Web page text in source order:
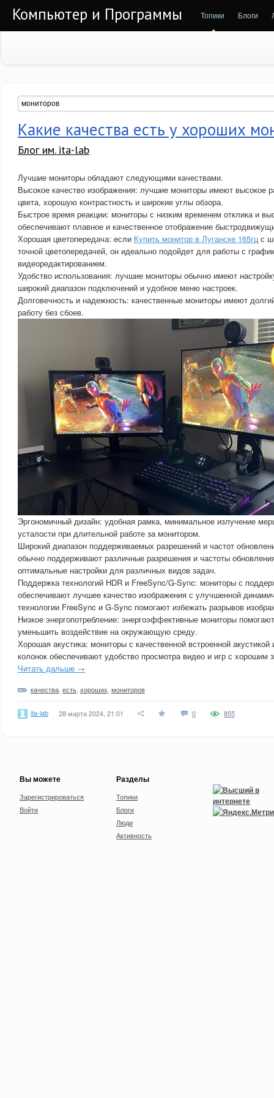
Компьютер и Программы Топики Блоги
Какие качества есть у хороших
Блог им. ita-lab
Лучшие мониторы обладают следующими качествами.
Высокое качество изображения: лучшие мониторы имеют высокое
цвета, хорошую контрастность и широкие углы обзора.
Быстрое время реакции: мониторы с низким временем отклика и
обеспечивают плавное и качественное отображение
Хорошая цветопередача: если Купить монитор в Луганске 165гц с
точной цветопередачей, он идеально подойдет для работы с
видеоредактированием.
Удобство использования: лучшие мониторы обычно имеют
широкий диапазон подключений и удобное меню настроек.
Долговечность и надежность: качественные мониторы имеют
работу без сбоев.
Эргономичный дизайн: удобная рамка, минимальное излучение
усталости при длительной работе за монитором.
Широкий диапазон поддерживаемых разрешений и частот
обычно поддерживают различные разрешения и частоты
оптимальные настройки для различных видов задач.
Поддержка технологий HDR и FreeSync/G-Sync: мониторы с
обеспечивают лучшее качество изображения с улучшенной
технологии FreeSync и G-Sync помогают избежать разрывов
Низкое энергопотребление: энергоэффективные мониторы
уменьшить воздействие на окружающую среду.
Хорошая акустика: мониторы с качественной встроенной
колонок обеспечивают удобство просмотра видео и игр с хорошим
Читать дальше →
качества есть хороших мониторов
ita-lab 28 марта 2024, 21:01 0 855
Вы можете
Зарегистрироваться
Войти
Разделы
Топики
Блоги
Люди
Активность